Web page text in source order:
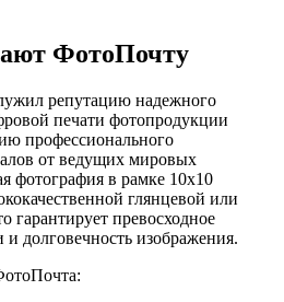
ФотоПочту
репутацию надежного
печати фотопродукции
профессионального
от ведущих мировых
фотография в рамке 10х10
глянцевой или
гарантирует превосходное
и долговечность изображения.